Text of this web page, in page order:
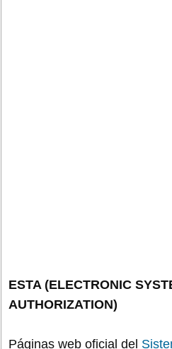
ESTA (ELECTRONIC
AUTHORIZATION)
Páginas web oficial del